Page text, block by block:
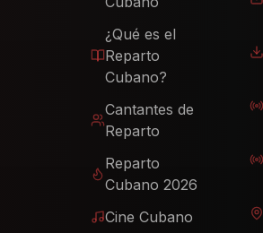
¿Qué es el
Reparto
Cubano?
Cantantes de
Reparto
Reparto
Cubano 2026
Cine Cubano